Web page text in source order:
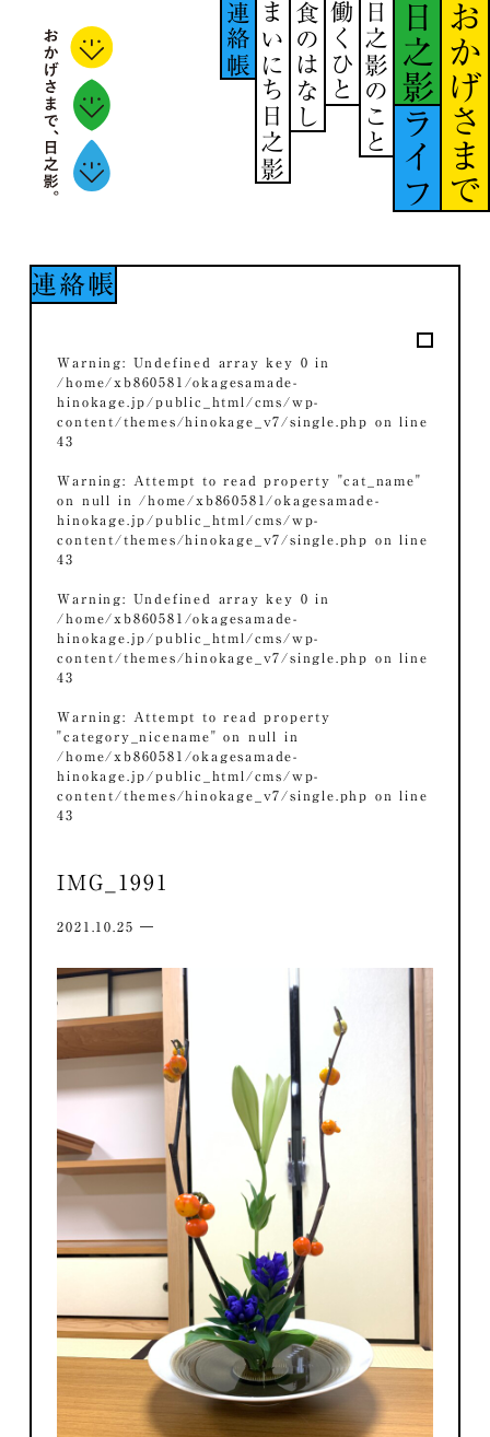
おかげさまで
日之影
ライフ
日之影のこと
働くひと
食のはなし
まいにち日之影
連絡帳
連絡帳
Warning: Undefined array key 0 in
/home/xb860581/okagesamade-
hinokage.jp/public_html/cms/wp-
content/themes/hinokage_v7/single.php
on line
43
Warning: Attempt to read property "cat_name"
on null in /home/xb860581/okagesamade-
hinokage.jp/public_html/cms/wp-
content/themes/hinokage_v7/single.php
on line
43
Warning: Undefined array key 0 in
/home/xb860581/okagesamade-
hinokage.jp/public_html/cms/wp-
content/themes/hinokage_v7/single.php
on line
43
Warning: Attempt to read property
"category_nicename" on null in
/home/xb860581/okagesamade-
hinokage.jp/public_html/cms/wp-
content/themes/hinokage_v7/single.php
on line
43
IMG_1991
2021.10.25 ―